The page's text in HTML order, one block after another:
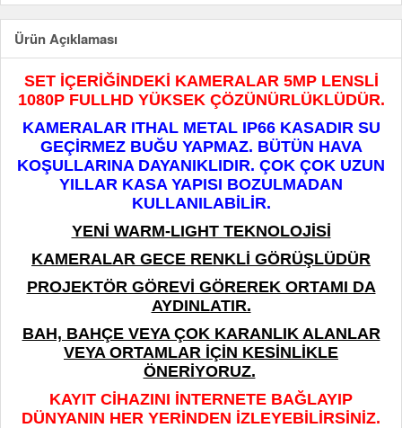
Ürün Açıklaması
SET İÇERİĞİNDEKİ KAMERALAR 5MP LENSLİ
1080P FULLHD YÜKSEK ÇÖZÜNÜRLÜKLÜDÜR.
KAMERALAR ITHAL METAL IP66 KASADIR SU
GEÇİRMEZ BUĞU YAPMAZ. BÜTÜN HAVA
KOŞULLARINA DAYANIKLIDIR. ÇOK ÇOK UZUN
YILLAR KASA YAPISI BOZULMADAN
KULLANILABİLİR.
YENİ WARM-LIGHT TEKNOLOJİSİ
KAMERALAR GECE RENKLİ GÖRÜŞLÜDÜR
PROJEKTÖR GÖREVİ GÖREREK ORTAMI DA
AYDINLATIR.
BAH, BAHÇE VEYA ÇOK KARANLIK ALANLAR
VEYA ORTAMLAR İÇİN KESİNLİKLE
ÖNERİYORUZ.
KAYIT CİHAZINI İNTERNETE BAĞLAYIP
DÜNYANIN HER YERİNDEN İZLEYEBİLİRSİNİZ.